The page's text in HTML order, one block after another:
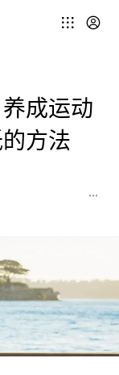
成运动
方法